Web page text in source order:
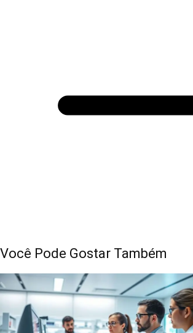
Você Pode Gostar Também